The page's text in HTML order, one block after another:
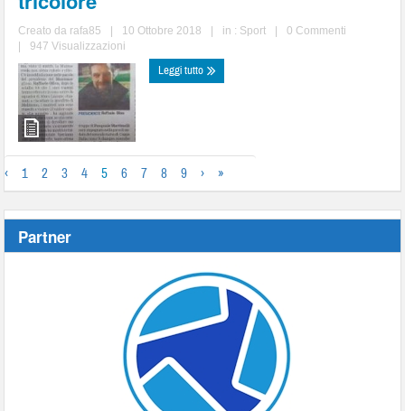
Creato da rafa85 10 Ottobre 2018 in : Sport
0 Commenti
947 Visualizzazioni
Leggi tutto
‹ 1 2 3 4 5 6 7 8 9 › »
Partner